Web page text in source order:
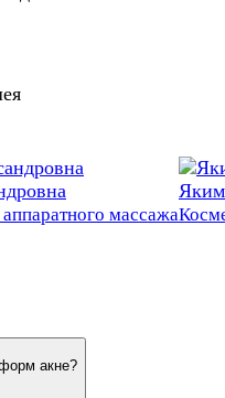
аппаратного массажа
акне?